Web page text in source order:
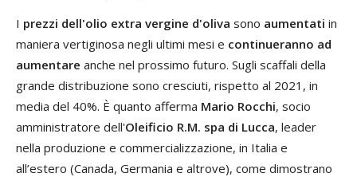
I prezzi dell'olio extra vergine d'oliva sono aumentati in
maniera vertiginosa negli ultimi mesi e continueranno ad
aumentare anche nel prossimo futuro. Sugli scaffali della
grande distribuzione sono cresciuti, rispetto al 2021, in
media del 40%. È quanto afferma Mario Rocchi, socio
amministratore dell'Oleificio R.M. spa di Lucca, leader
nella produzione e commercializzazione, in Italia e
all’estero (Canada, Germania e altrove), come dimostrano